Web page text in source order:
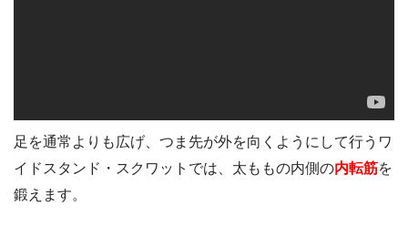
足を通常よりも広げ、つま先が外を向くようにして行うワ
イドスタンド・スクワットでは、太ももの内側の内転筋を
鍛えます。